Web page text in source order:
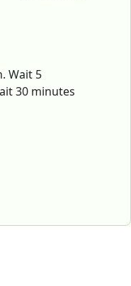
Wait 5
30 minutes